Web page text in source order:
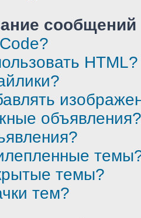
HTML?
объявления?
темы?
тем?